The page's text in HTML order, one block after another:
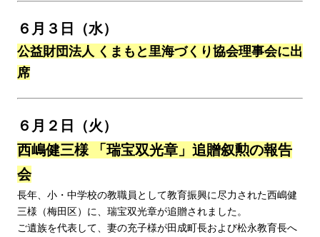
６月３日（水）
公益財団法人 くまもと里海づくり協会理事会に出
席
６月２日（火）
西嶋健三様 「瑞宝双光章」追贈叙勲の報告
会
長年、小・中学校の教職員として教育振興に尽力された西嶋健
三様（梅田区）に、瑞宝双光章が追贈されました。
ご遺族を代表して、妻の充子様が田成町長および松永教育長へ